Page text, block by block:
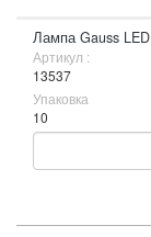
Лампа Gauss
Артикул :
13537
Упаковка
10